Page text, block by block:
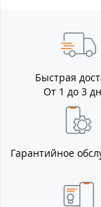
Быстрая
От 1 до 3
Гарантийное